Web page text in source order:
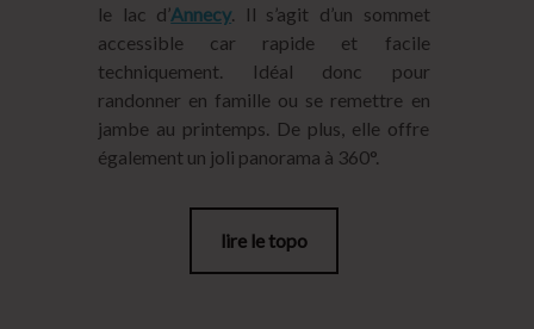
le lac d’Annecy. Il s’agit d’un sommet
accessible car rapide et facile
techniquement. Idéal donc pour
randonner en famille ou se remettre en
jambe au printemps. De plus, elle offre
également un joli panorama à 360°.
lire le topo